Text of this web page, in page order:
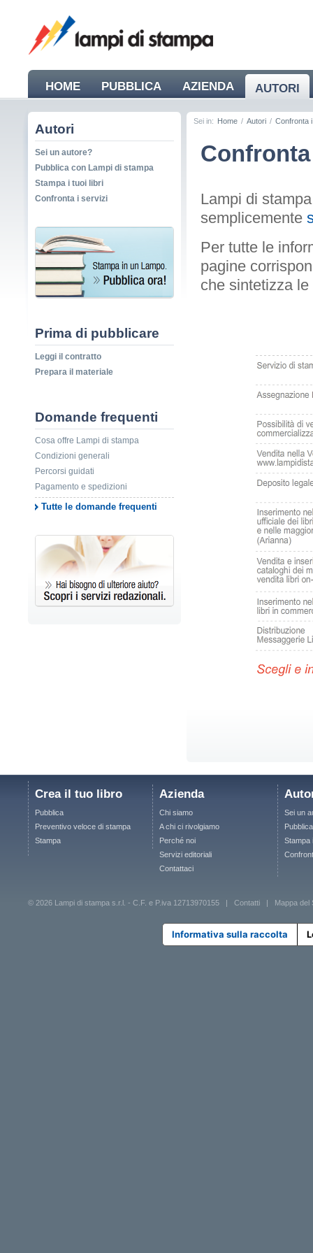
HOME PUBBLICA AZIENDA AUTORI
Autori
Sei un autore?
Pubblica con Lampi di stampa
Stampa i tuoi libri
Confronta i servizi
Prima di pubblicare
Leggi il contratto
Prepara il materiale
Domande frequenti
Cosa offre Lampi di stampa
Condizioni generali
Percorsi guidati
Pagamento e spedizioni
Tutte le domande frequenti
Sei in: Home / Autori / Confronta
Lampi di
semplicemente
Per tutte le
pagine
che sintetizza
Crea il tuo libro
Pubblica
Preventivo veloce di stampa
Stampa
Azienda
Chi siamo
A chi ci rivolgiamo
Perché noi
Servizi editoriali
Contattaci
Sei un
Stampa
© 2026 Lampi di stampa s.r.l. - C.F. e P.iva 12713970155 | Contatti Mappa del
Informativa sulla raccolta